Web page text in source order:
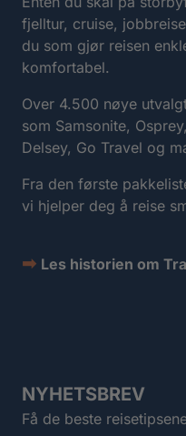
fjelltur, cruise,
du som gjør reisen
komfortabel.
Over 4.500 nøye
som Samsonite,
Delsey, Go Travel og
Fra den første
vi hjelper deg å reise
➡ Les historien om
NYHETSBREV
Få de beste